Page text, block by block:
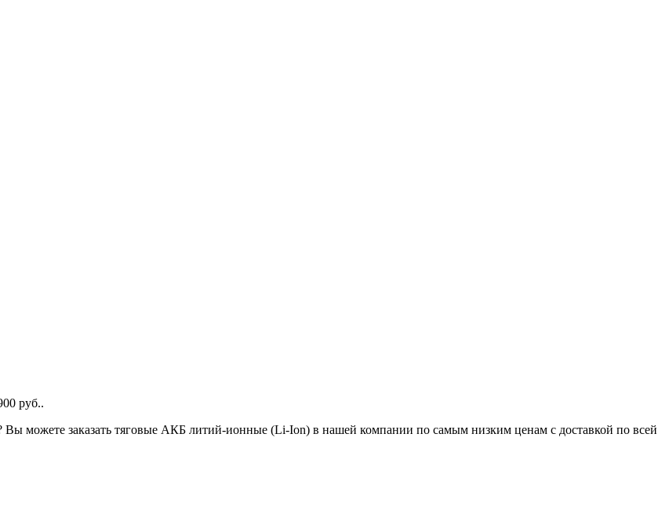
руб..
можете заказать тяговые АКБ литий-ионные (Li-Ion) в нашей компании по самым низким ценам с доставкой по всей